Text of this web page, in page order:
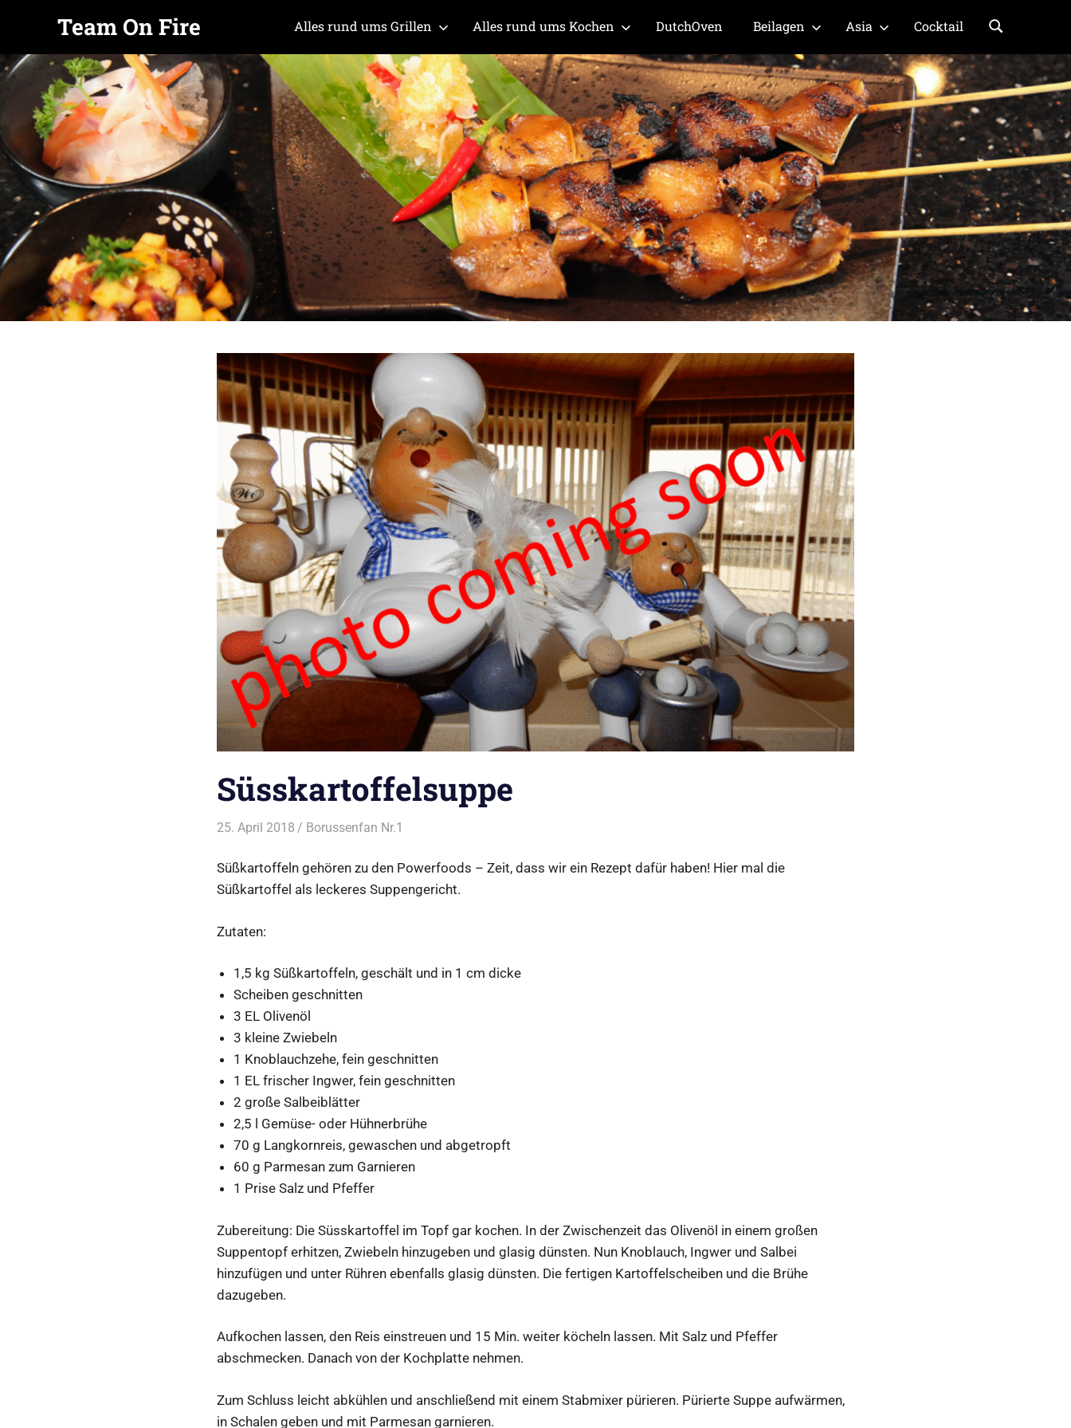
Zum
Inhalt
springen
Team On Fire
COOKING
SINCE
2015
Alles rund ums Grillen Alles rund ums Kochen DutchOven Beilagen Asia Cocktail
Süsskartoffelsuppe
25. April 2018 Borussenfan Nr.1
Süßkartoffeln gehören zu den Powerfoods – Zeit, dass wir ein Rezept dafür haben! Hier mal die
Süßkartoffel als leckeres Suppengericht.
Zutaten:
1,5 kg Süßkartoffeln, geschält und in 1 cm dicke
Scheiben geschnitten
3 EL Olivenöl
3 kleine Zwiebeln
1 Knoblauchzehe, fein geschnitten
1 EL frischer Ingwer, fein geschnitten
2 große Salbeiblätter
2,5 l Gemüse- oder Hühnerbrühe
70 g Langkornreis, gewaschen und abgetropft
60 g Parmesan zum Garnieren
1 Prise Salz und Pfeffer
Zubereitung: Die Süsskartoffel im Topf gar kochen. In der Zwischenzeit das Olivenöl in einem großen
Suppentopf erhitzen, Zwiebeln hinzugeben und glasig dünsten. Nun Knoblauch, Ingwer und Salbei
hinzufügen und unter Rühren ebenfalls glasig dünsten. Die fertigen Kartoffelscheiben und die Brühe
dazugeben.
Aufkochen lassen, den Reis einstreuen und 15 Min. weiter köcheln lassen. Mit Salz und Pfeffer
abschmecken. Danach von der Kochplatte nehmen.
Zum Schluss leicht abkühlen und anschließend mit einem Stabmixer pürieren. Pürierte Suppe aufwärmen,
in Schalen geben und mit Parmesan garnieren.